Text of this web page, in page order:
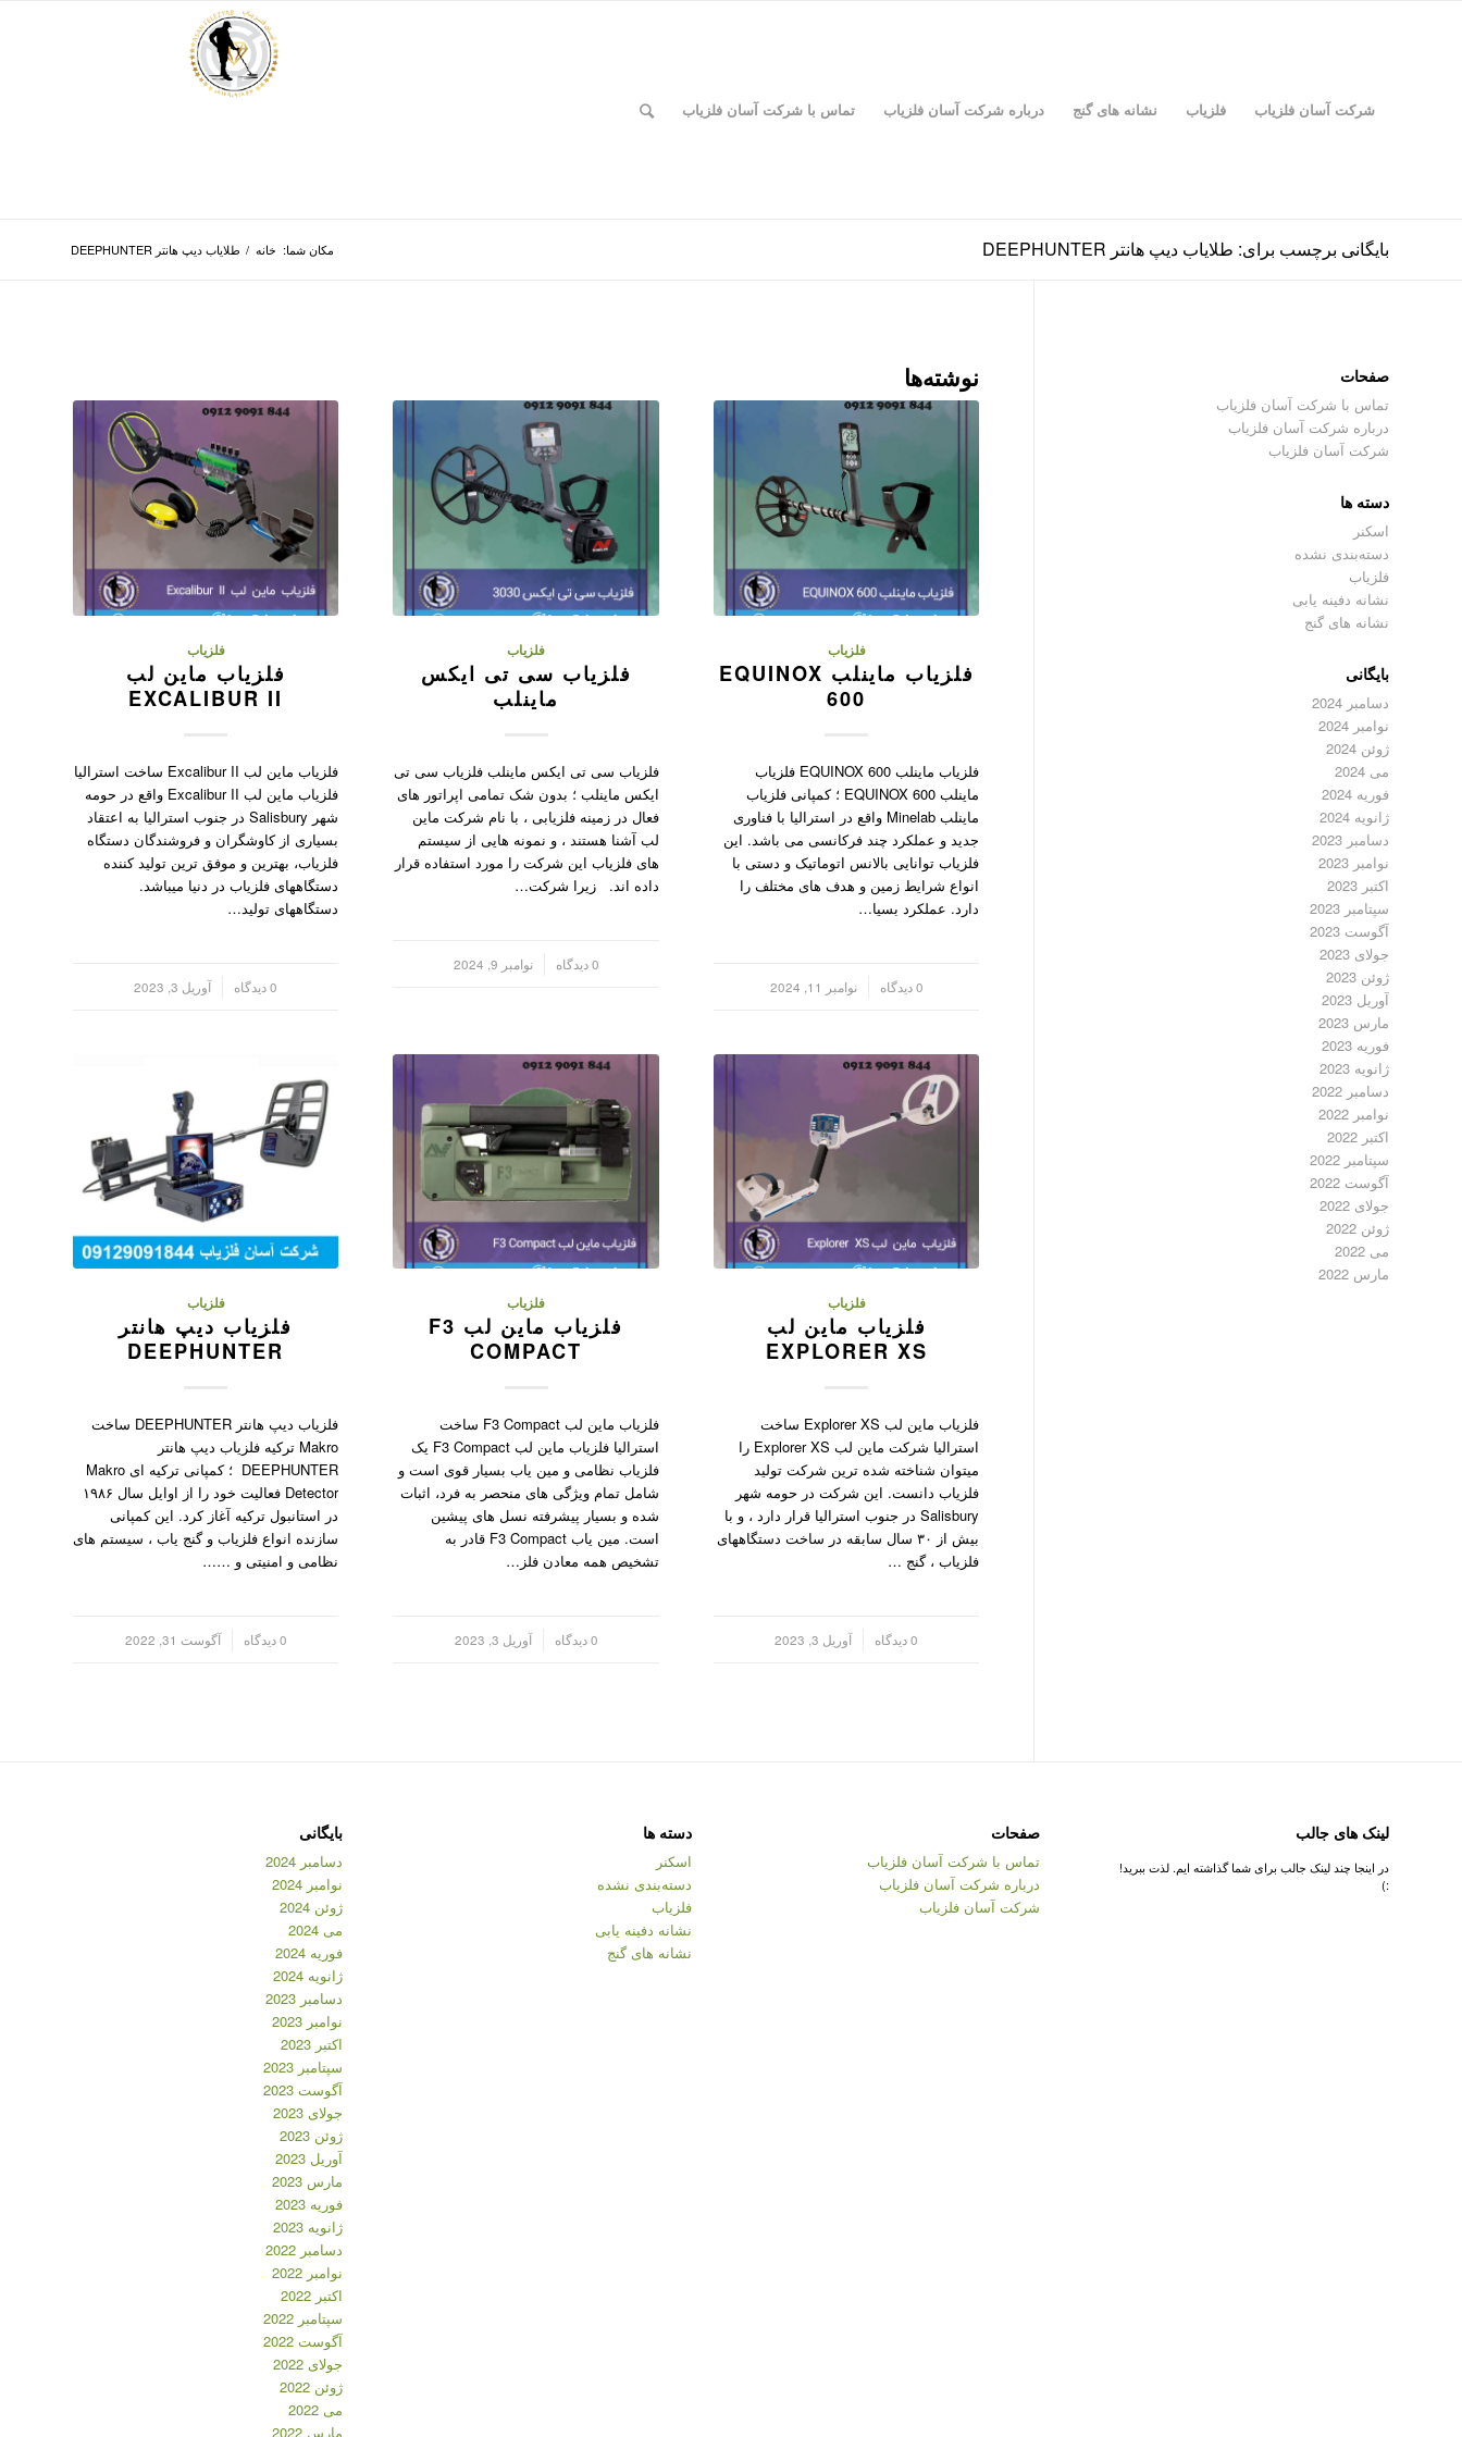
شرکت آسان فلزیاب فلزیاب نشانه های گنج درباره شرکت آسان فلزیاب تماس با شرکت آسان فلزیاب
بایگانی برچسب برای: طلایاب دیپ هانتر DEEPHUNTER مکان شما: خانه / طلایاب دیپ هانتر DEEPHUNTER
نوشته‌ها
فلزیاب
فلزیاب ماینلب EQUINOX
600
فلزیاب ماینلب EQUINOX 600 فلزیاب
ماینلب EQUINOX 600 ؛ کمپانی فلزیاب
ماینلب Minelab واقع در استرالیا با فناوری
جدید و عملکرد چند فرکانسی می باشد. این
فلزیاب توانایی بالانس اتوماتیک و دستی با
انواع شرایط زمین و هدف های مختلف را
دارد. عملکرد بسیا…
0 دیدگاه نوامبر 11, 2024
فلزیاب
فلزیاب سی تی ایکس
ماینلب
فلزیاب سی تی ایکس ماینلب فلزیاب سی تی
ایکس ماینلب ؛ بدون شک تمامی اپراتور های
فعال در زمینه فلزیابی ، با نام شرکت ماین
لب آشنا هستند ، و نمونه هایی از سیستم
های فلزیاب این شرکت را مورد استفاده قرار
داده اند. زیرا شرکت…
0 دیدگاه نوامبر 9, 2024
فلزیاب
فلزیاب ماین لب
EXCALIBUR II
فلزیاب ماین لب Excalibur II ساخت استرالیا
فلزیاب ماین لب Excalibur II واقع در حومه
شهر Salisbury در جنوب استرالیا به اعتقاد
بسیاری از کاوشگران و فروشندگان دستگاه
فلزیاب، بهترین و موفق ترین تولید کننده
دستگاههای فلزیاب در دنیا میباشد.
دستگاههای تولید…
0 دیدگاه آوریل 3, 2023
فلزیاب
فلزیاب ماین لب
EXPLORER XS
فلزیاب ماین لب Explorer XS ساخت
استرالیا شرکت ماین لب Explorer XS را
میتوان شناخته شده ترین شرکت تولید
فلزیاب دانست. این شرکت در حومه شهر
Salisbury در جنوب استرالیا قرار دارد ، و با
بیش از ۳۰ سال سابقه در ساخت دستگاههای
فلزیاب ، گنج …
0 دیدگاه آوریل 3, 2023
فلزیاب
فلزیاب ماین لب F3
COMPACT
فلزیاب ماین لب F3 Compact ساخت
استرالیا فلزیاب ماین لب F3 Compact یک
فلزیاب نظامی و مین یاب بسیار قوی است و
شامل تمام ویژگی های منحصر به فرد، اثبات
شده و بسیار پیشرفته نسل های پیشین
است. مین یاب F3 Compact قادر به
تشخیص همه معادن فلز…
0 دیدگاه آوریل 3, 2023
فلزیاب
فلزیاب دیپ هانتر
DEEPHUNTER
فلزیاب دیپ هانتر DEEPHUNTER ساخت
Makro ترکیه فلزیاب دیپ هانتر
DEEPHUNTER ؛ کمپانی ترکیه ای Makro
Detector فعالیت خود را از اوایل سال ۱۹۸۶
در استانبول ترکیه آغاز کرد. این کمپانی
سازنده انواع فلزیاب و گنج یاب ، سیستم های
نظامی و امنیتی و ……
0 دیدگاه آگوست 31, 2022
صفحات
تماس با شرکت آسان فلزیاب
درباره شرکت آسان فلزیاب
شرکت آسان فلزیاب
دسته ها
اسکنر
دسته‌بندی نشده
فلزیاب
نشانه دفینه یابی
نشانه های گنج
بایگانی
دسامبر 2024
نوامبر 2024
ژوئن 2024
می 2024
فوریه 2024
ژانویه 2024
دسامبر 2023
نوامبر 2023
اکتبر 2023
سپتامبر 2023
آگوست 2023
جولای 2023
ژوئن 2023
آوریل 2023
مارس 2023
فوریه 2023
ژانویه 2023
دسامبر 2022
نوامبر 2022
اکتبر 2022
سپتامبر 2022
آگوست 2022
جولای 2022
ژوئن 2022
می 2022
مارس 2022
لینک های جالب
در اینجا چند لینک جالب برای شما گذاشته ایم. لذت ببرید!
:)
صفحات
تماس با شرکت آسان فلزیاب
درباره شرکت آسان فلزیاب
شرکت آسان فلزیاب
دسته ها
اسکنر
دسته‌بندی نشده
فلزیاب
نشانه دفینه یابی
نشانه های گنج
بایگانی
دسامبر 2024
نوامبر 2024
ژوئن 2024
می 2024
فوریه 2024
ژانویه 2024
دسامبر 2023
نوامبر 2023
اکتبر 2023
سپتامبر 2023
آگوست 2023
جولای 2023
ژوئن 2023
آوریل 2023
مارس 2023
فوریه 2023
ژانویه 2023
دسامبر 2022
نوامبر 2022
اکتبر 2022
سپتامبر 2022
آگوست 2022
جولای 2022
ژوئن 2022
می 2022
مارس 2022